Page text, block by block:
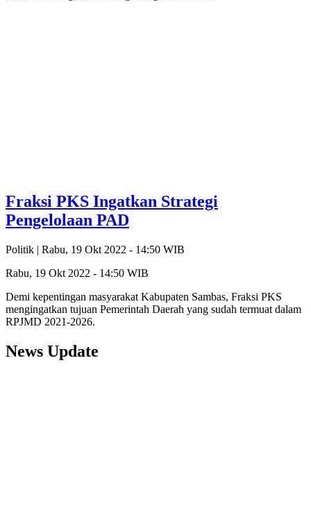
Fraksi PKS Ingatkan Strategi
Pengelolaan PAD
Politik | Rabu, 19 Okt 2022 - 14:50 WIB
Rabu, 19 Okt 2022 - 14:50 WIB
Demi kepentingan masyarakat Kabupaten Sambas, Fraksi PKS
mengingatkan tujuan Pemerintah Daerah yang sudah termuat dalam
RPJMD 2021-2026.
News Update